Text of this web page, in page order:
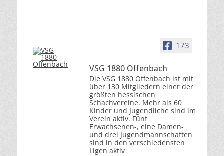
173
VSG 1880 Offenbach
Die VSG 1880 Offenbach ist mit
über 130 Mitgliedern einer der
größten hessischen
Schachvereine. Mehr als 60
Kinder und Jugendliche sind im
Verein aktiv. Fünf
Erwachsenen-, eine Damen-
und drei Jugendmannschaften
sind in den verschiedensten
Ligen aktiv